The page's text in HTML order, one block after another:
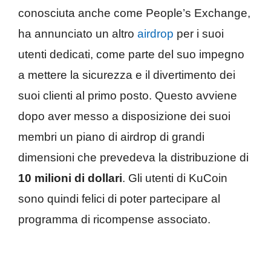
conosciuta anche come People’s Exchange,
ha annunciato un altro airdrop per i suoi
utenti dedicati, come parte del suo impegno
a mettere la sicurezza e il divertimento dei
suoi clienti al primo posto. Questo avviene
dopo aver messo a disposizione dei suoi
membri un piano di airdrop di grandi
dimensioni che prevedeva la distribuzione di
10 milioni di dollari. Gli utenti di KuCoin
sono quindi felici di poter partecipare al
programma di ricompense associato.